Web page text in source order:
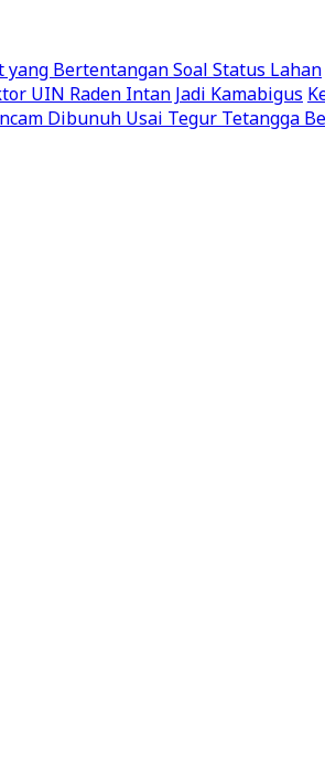
Bertentangan Soal Status Lahan
UIN Raden Intan Jadi Kamabigus
Dibunuh Usai Tegur Tetangga